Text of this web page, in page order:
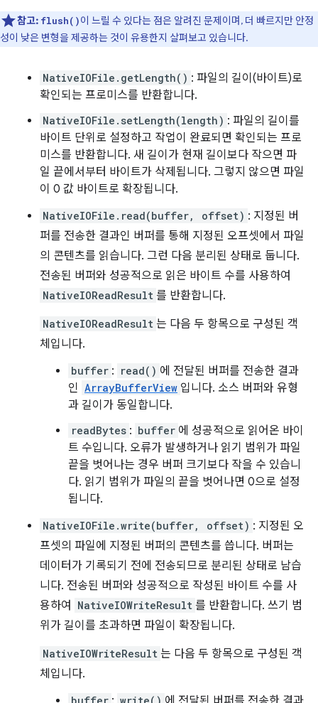
참고: flush()이 느릴 수 있다는 점은 알려진 문제이며, 더 빠르지만 안정
성이 낮은 변형을 제공하는 것이 유용한지 살펴보고 있습니다.
NativeIOFile.getLength() : 파일의 길이(바이트)로
확인되는 프로미스를 반환합니다.
NativeIOFile.setLength(length) : 파일의 길이를
바이트 단위로 설정하고 작업이 완료되면 확인되는 프로
미스를 반환합니다. 새 길이가 현재 길이보다 작으면 파
일 끝에서부터 바이트가 삭제됩니다. 그렇지 않으면 파일
이 0 값 바이트로 확장됩니다.
NativeIOFile.read(buffer, offset) : 지정된 버
퍼를 전송한 결과인 버퍼를 통해 지정된 오프셋에서 파일
의 콘텐츠를 읽습니다. 그런 다음 분리된 상태로 둡니다.
전송된 버퍼와 성공적으로 읽은 바이트 수를 사용하여
NativeIOReadResult 를 반환합니다.
NativeIOReadResult 는 다음 두 항목으로 구성된 객
체입니다.
buffer : read() 에 전달된 버퍼를 전송한 결과
인 ArrayBufferView 입니다. 소스 버퍼와 유형
과 길이가 동일합니다.
readBytes : buffer 에 성공적으로 읽어온 바이
트 수입니다. 오류가 발생하거나 읽기 범위가 파일
끝을 벗어나는 경우 버퍼 크기보다 작을 수 있습니
다. 읽기 범위가 파일의 끝을 벗어나면 0으로 설정
됩니다.
NativeIOFile.write(buffer, offset) : 지정된 오
프셋의 파일에 지정된 버퍼의 콘텐츠를 씁니다. 버퍼는
데이터가 기록되기 전에 전송되므로 분리된 상태로 남습
니다. 전송된 버퍼와 성공적으로 작성된 바이트 수를 사
용하여
NativeIOWriteResult 를 반환합니다. 쓰기 범
위가 길이를 초과하면 파일이 확장됩니다.
NativeIOWriteResult 는 다음 두 항목으로 구성된 객
체입니다.